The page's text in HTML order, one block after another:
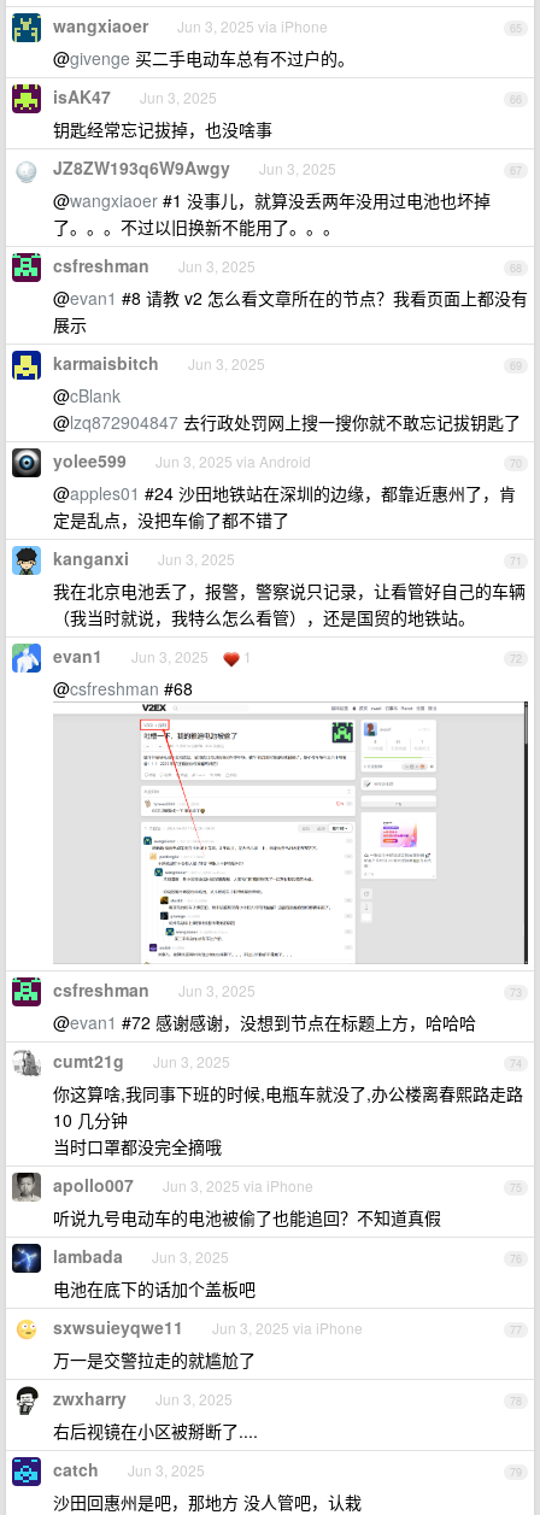
65
wangxiaoer Jun 3, 2025 via iPhone
@givenge 买二手电动车总有不过户的。
66
isAK47 Jun 3, 2025
钥匙经常忘记拔掉，也没啥事
67
JZ8ZW193q6W9Awgy Jun 3, 2025
@wangxiaoer #1 没事儿，就算没丢两年没用过电池也坏掉
了。。。不过以旧换新不能用了。。。
68
csfreshman Jun 3, 2025
@evan1 #8 请教 v2 怎么看文章所在的节点？我看页面上都没有
展示
69
karmaisbitch Jun 3, 2025
@cBlank
@lzq872904847 去行政处罚网上搜一搜你就不敢忘记拔钥匙了
70
yolee599 Jun 3, 2025 via Android
@apples01 #24 沙田地铁站在深圳的边缘，都靠近惠州了，肯
定是乱点，没把车偷了都不错了
71
kanganxi Jun 3, 2025
我在北京电池丢了，报警，警察说只记录，让看管好自己的车辆
（我当时就说，我特么怎么看管），还是国贸的地铁站。
72
evan1 Jun 3, 2025 1
@csfreshman #68
73
csfreshman Jun 3, 2025
@evan1 #72 感谢感谢，没想到节点在标题上方，哈哈哈
74
cumt21g Jun 3, 2025
你这算啥,我同事下班的时候,电瓶车就没了,办公楼离春熙路走路
10 几分钟
当时口罩都没完全摘哦
75
apollo007 Jun 3, 2025 via iPhone
听说九号电动车的电池被偷了也能追回？不知道真假
76
lambada Jun 3, 2025
电池在底下的话加个盖板吧
77
sxwsuieyqwe11 Jun 3, 2025 via iPhone
万一是交警拉走的就尴尬了
78
zwxharry Jun 3, 2025
右后视镜在小区被掰断了....
79
catch Jun 3, 2025
沙田回惠州是吧，那地方 没人管吧，认栽